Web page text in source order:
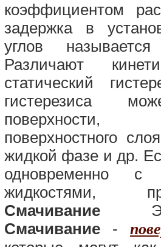
коэффициентом
задержка в
углов
Различают
статический
гистерезиса
поверхности,
поверхностного
жидкой фазе и др.
одновременно с
жидкостями,
Смачивание
Смачивание -